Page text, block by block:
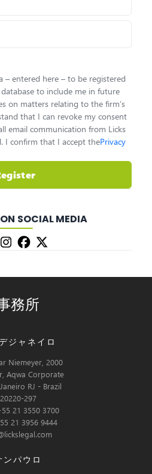
– entered here – to be registered
to include me in future
on matters relating to the firm’s
that I can revoke my consent
email communication from Licks
I confirm that I accept thePrivacy
SOCIAL MEDIA
務所
ジャネイロ
Niemeyer, 2000
Aqwa Corporate
RJ - Brazil
20220-297
21 3550 3700
21 3956 9444
ンパウロ